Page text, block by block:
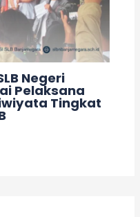
Negeri
Pelaksana
Tingkat